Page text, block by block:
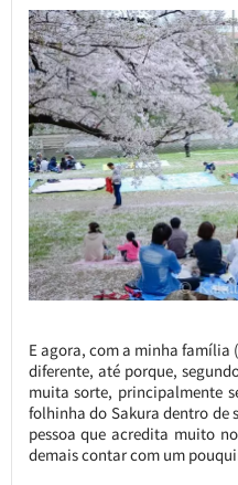
E agora, com a minha
diferente, até porque,
muita sorte, principalmente
folhinha do Sakura dentro de
pessoa que acredita muito
demais contar com um